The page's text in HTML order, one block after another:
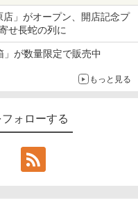
」がオープン、開店記念プ
せ長蛇の列に
が数量限定で販売中
もっと見る
ォローする